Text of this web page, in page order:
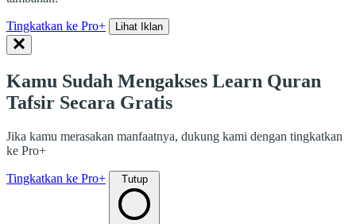
Tingkatkan ke Pro+ Lihat Iklan
Kamu Sudah Mengakses Learn Quran
Tafsir Secara Gratis
Jika kamu merasakan manfaatnya, dukung kami dengan tingkatkan
ke Pro+
Tingkatkan ke Pro+ Tutup